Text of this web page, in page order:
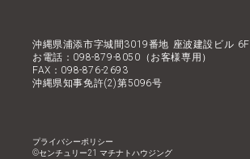
沖縄県浦添市字城間3019番地 座波建設ビル 6F
お電話：098-879-8050（お客様専用）
FAX：098-876-2693
沖縄県知事免許(2)第5096号
©︎センチュリー21 マチナトハウジング
プライバシーポリシー